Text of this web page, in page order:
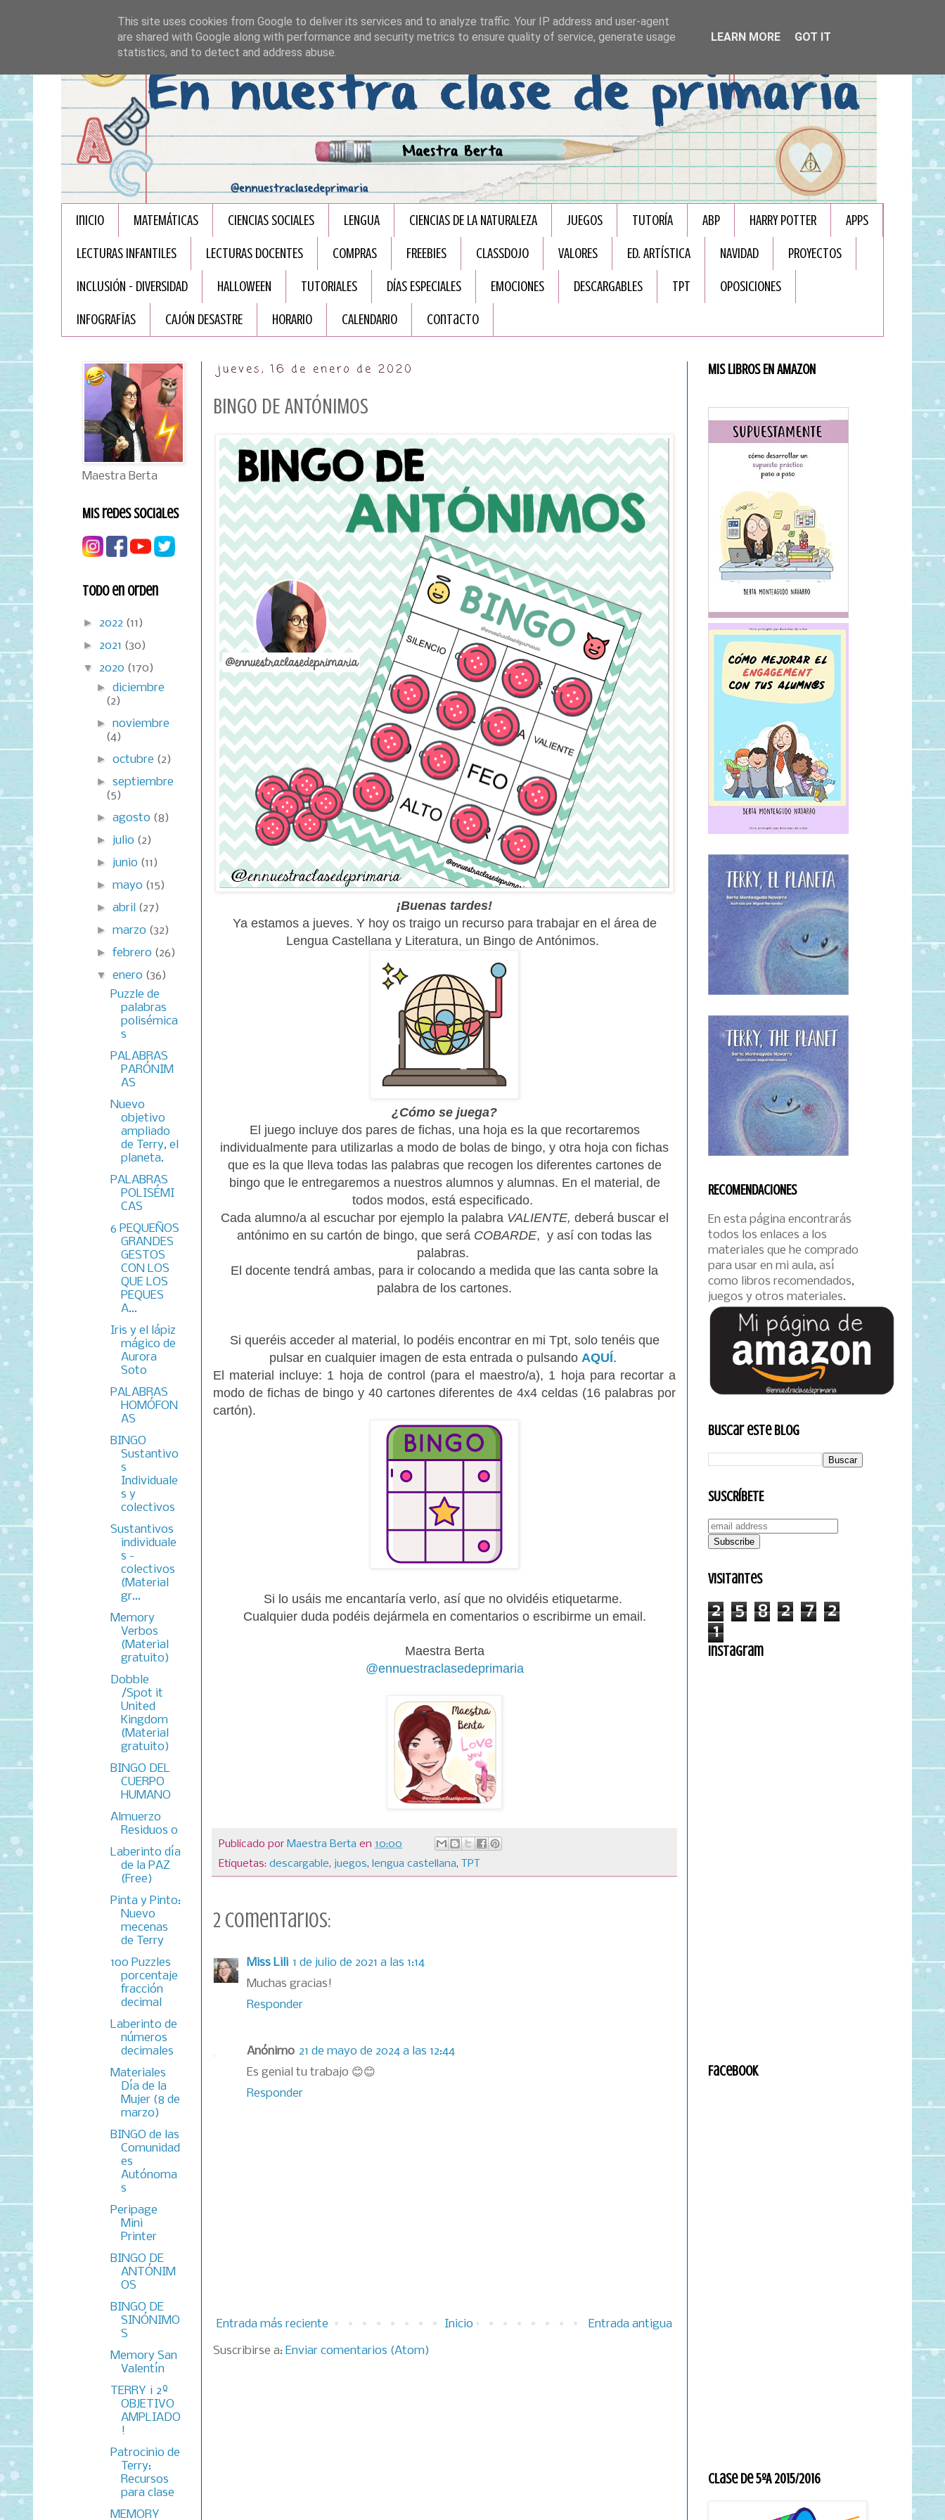
Inicio MATEMÁTICAS CIENCIAS SOCIALES LENGUA CIENCIAS DE LA NATURALEZA JUEGOS TUTORÍA ABP HARRY POTTER APPS
LECTURAS INFANTILES LECTURAS DOCENTES COMPRAS FREEBIES CLASSDOJO VALORES ED. ARTÍSTICA NAVIDAD PROYECTOS
INCLUSIÓN - DIVERSIDAD HALLOWEEN TUTORIALES DÍAS ESPECIALES EMOCIONES DESCARGABLES TPT OPOSICIONES
INFOGRAFÏAS CAJÓN DESASTRE HORARIO CALENDARIO Contacto
jueves, 16 de enero de 2020
BINGO DE ANTÓNIMOS
¡Buenas tardes!
Ya estamos a jueves. Y hoy os traigo un recurso para trabajar en el área de
Lengua Castellana y Literatura, un Bingo de Antónimos.
¿Cómo se juega?
El juego incluye dos pares de fichas, una hoja es la que recortaremos
individualmente para utilizarlas a modo de bolas de bingo, y otra hoja con fichas
que es la que lleva todas las palabras que recogen los diferentes cartones de
bingo que le entregaremos a nuestros alumnos y alumnas. En el material, de
todos modos, está especificado.
Cada alumno/a al escuchar por ejemplo la palabra VALIENTE, deberá buscar el
antónimo en su cartón de bingo, que será COBARDE, y así con todas las
palabras.
El docente tendrá ambas, para ir colocando a medida que las canta sobre la
palabra de los cartones.
Si queréis acceder al material, lo podéis encontrar en mi Tpt, solo tenéis que
pulsar en cualquier imagen de esta entrada o pulsando AQUÍ.
El material incluye: 1 hoja de control (para el maestro/a), 1 hoja para recortar a
modo de fichas de bingo y 40 cartones diferentes de 4x4 celdas (16 palabras por
cartón).
Si lo usáis me encantaría verlo, así que no olvidéis etiquetarme.
Cualquier duda podéis dejármela en comentarios o escribirme un email.
Maestra Berta
@ennuestraclasedeprimaria
Publicado por Maestra Berta en 10:00
Etiquetas: descargable, juegos, lengua castellana, TPT
2 comentarios:
Miss Lili 1 de julio de 2021 a las 1:14
Muchas gracias!
Responder
Anónimo 21 de mayo de 2024 a las 12:44
Es genial tu trabajo 😊😊
Responder
Entrada más reciente Entrada antigua
Inicio
Suscribirse a: Enviar comentarios (Atom)
Maestra Berta
Mis redes sociales
Todo en orden
► 2022 (11)
► 2021 (30)
▼ 2020 (170)
►diciembre
(2)
►noviembre
(4)
►octubre (2)
►septiembre
(5)
►agosto (8)
► julio (2)
► junio (11)
►mayo (15)
►abril (27)
►marzo (32)
►febrero (26)
▼enero (36)
Puzzle de
palabras
polisémica
s
PALABRAS
PARÓNIM
AS
Nuevo
objetivo
ampliado
de Terry, el
planeta.
PALABRAS
POLISÉMI
CAS
6 PEQUEÑOS
GRANDES
GESTOS
CON LOS
QUE LOS
PEQUES
A...
Iris y el lápiz
mágico de
Aurora
Soto
PALABRAS
HOMÓFON
AS
BINGO
Sustantivo
s
Individuale
s y
colectivos
Sustantivos
individuale
s -
colectivos
(Material
gr...
Memory
Verbos
(Material
gratuito)
Dobble
/Spot it
United
Kingdom
(Material
gratuito)
BINGO DEL
CUERPO
HUMANO
Almuerzo
Residuos 0
Laberinto día
de la PAZ
(Free)
Pinta y Pinto:
Nuevo
mecenas
de Terry
100 Puzzles
porcentaje
fracción
decimal
Laberinto de
números
decimales
Materiales
Día de la
Mujer (8 de
marzo)
BINGO de las
Comunidad
es
Autónoma
s
Peripage
Mini
Printer
BINGO DE
ANTÓNIM
OS
BINGO DE
SINÓNIMO
S
Memory San
Valentín
TERRY ¡ 2º
OBJETIVO
AMPLIADO
!
Patrocinio de
Terry:
Recursos
para clase
MEMORY
MIS LIBROS EN AMAZON
RECOMENDACIONES
En esta página encontrarás
todos los enlaces a los
materiales que he comprado
para usar en mi aula, así
como libros recomendados,
juegos y otros materiales.
Buscar este blog
SUSCRÍBETE
Visitantes
2 5 8 2 7
2
1
Instagram
Facebook
Clase de 5ºA 2015/2016
This site uses cookies from Google to deliver its services and to analyze traffic. Your IP address and user-agent
are shared with Google along with performance and security metrics to ensure quality of service, generate usage
statistics, and to detect and address abuse.
LEARN MORE GOT IT